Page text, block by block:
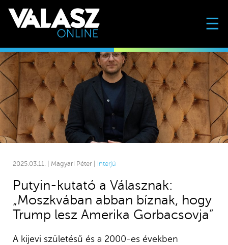
☰
2025.03.11. | Magyari Péter | Interjú
Putyin-kutató a Válasznak:
„Moszkvában abban bíznak, hogy
Trump lesz Amerika Gorbacsovja”
A kijevi születésű és a 2000-es években